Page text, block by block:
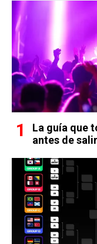
La guía que
antes de